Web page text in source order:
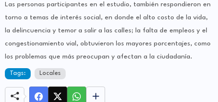
Las personas participantes en el estudio, también respondieron en
torno a temas de interés social, en donde el alto costo de la vida,
la delincuencia y temor a salir a las calles; la falta de empleos y el
congestionamiento vial, obtuvieron los mayores porcentajes, como
los problemas que más preocupan y afectan a la ciudadanía.
Tags: Locales